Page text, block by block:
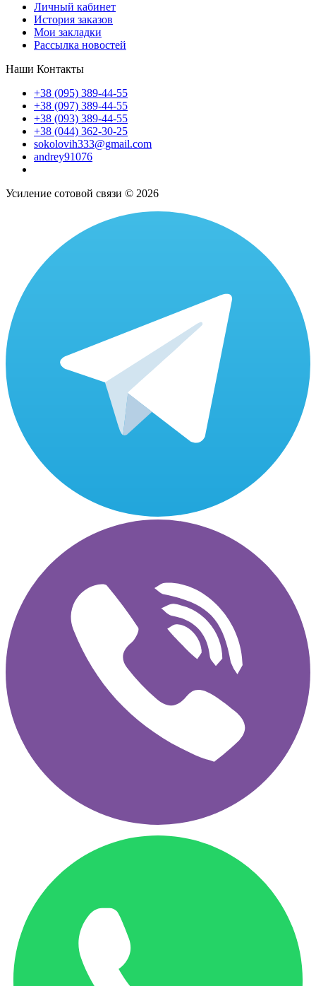
Личный кабинет
История заказов
Мои закладки
Рассылка новостей
Наши Контакты
+38 (095) 389-44-55
+38 (097) 389-44-55
+38 (093) 389-44-55
+38 (044) 362-30-25
sokolovih333@gmail.com
andrey91076
Усиление сотовой связи © 2026